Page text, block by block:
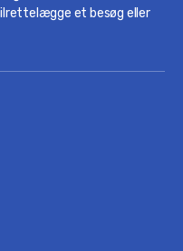
et besøg eller